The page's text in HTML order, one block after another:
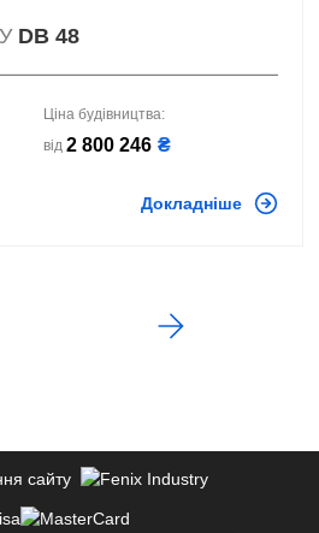
DB 48
Ціна будівництва:
від 2 800 246 ₴
Докладніше
сайту